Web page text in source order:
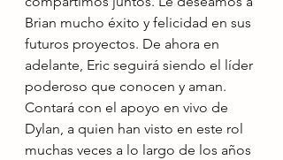
Brian mucho éxito y felicidad en sus
futuros proyectos. De ahora en
adelante, Eric seguirá siendo el líder
poderoso que conocen y aman.
Contará con el apoyo en vivo de
Dylan, a quien han visto en este rol
muchas veces a lo largo de los años